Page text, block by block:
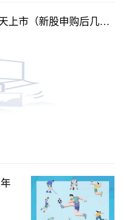
上市（新股申购后几天